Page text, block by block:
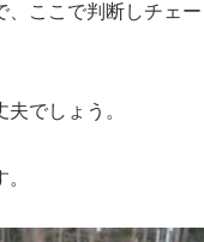
、ここで判断しチェ
でしょう。